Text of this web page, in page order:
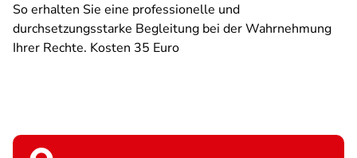
So erhalten Sie eine professionelle und
durchsetzungsstarke Begleitung bei der Wahrnehmung
Ihrer Rechte. Kosten 35 Euro